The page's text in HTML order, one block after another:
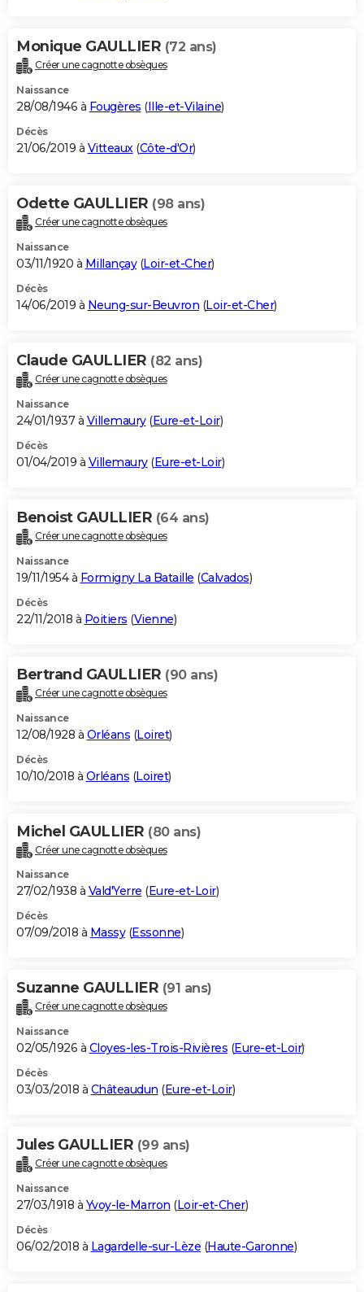
Monique GAULLIER (72 ans)
Créer une cagnotte obsèques
Naissance
28/08/1946 à Fougères (Ille-et-Vilaine)
Décès
21/06/2019 à Vitteaux(Côte-d'Or)
Odette GAULLIER (98 ans)
Créer une cagnotte obsèques
Naissance
03/11/1920 à Millançay(Loir-et-Cher)
Décès
14/06/2019 à Neung-sur-Beuvron (Loir-et-Cher)
Claude GAULLIER (82 ans)
Créer une cagnotte obsèques
Naissance
24/01/1937 à Villemaury(Eure-et-Loir)
Décès
01/04/2019 à Villemaury(Eure-et-Loir)
Benoist GAULLIER (64 ans)
Créer une cagnotte obsèques
Naissance
19/11/1954 à Formigny La Bataille (Calvados)
Décès
22/11/2018 à Poitiers (Vienne)
Bertrand GAULLIER (90 ans)
Créer une cagnotte obsèques
Naissance
12/08/1928 à Orléans (Loiret)
Décès
10/10/2018 à Orléans (Loiret)
Michel GAULLIER (80 ans)
Créer une cagnotte obsèques
Naissance
27/02/1938 à Vald'Yerre (Eure-et-Loir)
Décès
07/09/2018 à Massy(Essonne)
Suzanne GAULLIER (91 ans)
Créer une cagnotte obsèques
Naissance
02/05/1926 à Cloyes-les-Trois-Rivières (Eure-et-Loir)
Décès
03/03/2018 à Châteaudun (Eure-et-Loir)
Jules GAULLIER (99 ans)
Créer une cagnotte obsèques
Naissance
27/03/1918 à Yvoy-le-Marron (Loir-et-Cher)
Décès
06/02/2018 à Lagardelle-sur-Lèze (Haute-Garonne)